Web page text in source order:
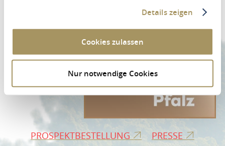
Details zeigen
Cookies zulassen
Nur notwendige Cookies
PROSPEKTBESTELLUNG PRESSE